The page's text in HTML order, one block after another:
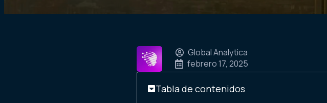
Global Analytica
febrero 17, 2025
Tabla de contenidos